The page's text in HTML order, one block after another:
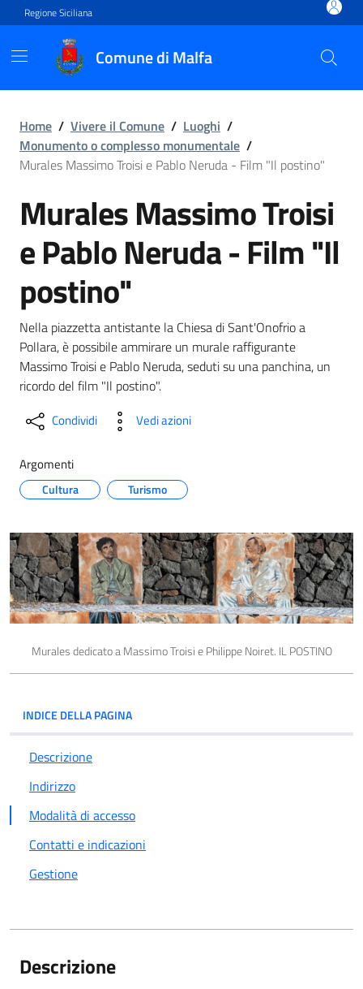
Vai ai contenuti
Vai al footer
Regione Siciliana
Comune di Malfa
Murales Massimo Troisi e
Home / Vivere il Comune / Luoghi /
Monumento o complesso monumentale /
Murales Massimo Troisi e Pablo Neruda - Film "Il postino"
Murales Massimo Troisi
e Pablo Neruda - Film "Il
postino"
Nella piazzetta antistante la Chiesa di Sant'Onofrio a
Pollara, è possibile ammirare un murale raffigurante
Massimo Troisi e Pablo Neruda, seduti su una panchina, un
ricordo del film "Il postino".
Condividi Vedi azioni
Argomenti
Cultura Turismo
Murales dedicato a Massimo Troisi e Philippe Noiret. IL POSTINO
INDICE DELLA PAGINA
Descrizione
Indirizzo
Modalità di accesso
Contatti e indicazioni
Gestione
Descrizione